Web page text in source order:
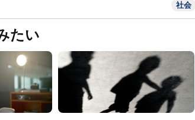
社会
たい